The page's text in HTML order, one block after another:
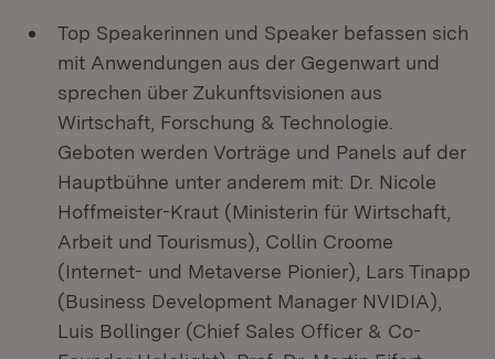
Top Speakerinnen und Speaker befassen sich
mit Anwendungen aus der Gegenwart und
sprechen über Zukunftsvisionen aus
Wirtschaft, Forschung & Technologie.
Geboten werden Vorträge und Panels auf der
Hauptbühne unter anderem mit: Dr. Nicole
Hoffmeister-Kraut (Ministerin für Wirtschaft,
Arbeit und Tourismus), Collin Croome
(Internet- und Metaverse Pionier), Lars Tinapp
(Business Development Manager NVIDIA),
Luis Bollinger (Chief Sales Officer & Co-